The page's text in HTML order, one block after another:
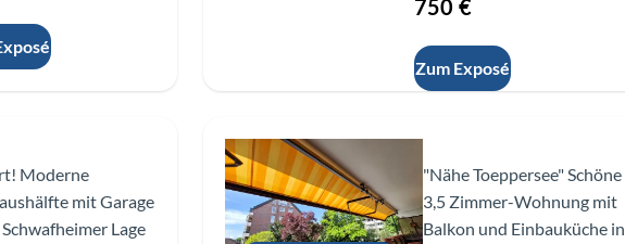
750 €
Zum Exposé
Moderne
mit Garage
Lage
Slide 1 of 18
"Nähe Toeppersee" Schöne
3,5 Zimmer-Wohnung mit
Balkon und Einbauküche in